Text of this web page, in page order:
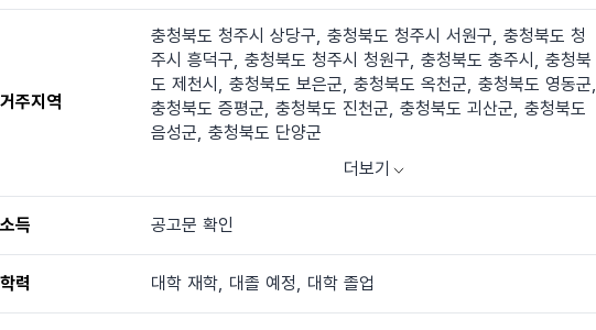
거주지역
충청북도 청주시 상당구, 충청북도 청주시 서원구, 충청북도 청
주시 흥덕구, 충청북도 청주시 청원구, 충청북도 충주시, 충청북
도 제천시, 충청북도 보은군, 충청북도 옥천군, 충청북도 영동군,
충청북도 증평군, 충청북도 진천군, 충청북도 괴산군, 충청북도
음성군, 충청북도 단양군
더보기
소득 공고문 확인
학력 대학 재학, 대졸 예정, 대학 졸업